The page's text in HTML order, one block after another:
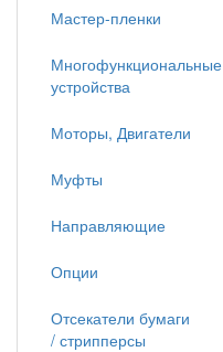
Мастер-пленки
Многофункциональные
устройства
Моторы, Двигатели
Муфты
Направляющие
Опции
Отсекатели бумаги
/ стрипперсы